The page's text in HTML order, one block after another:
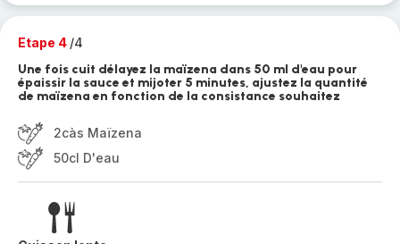
Etape 4 /4
Une fois cuit délayez la maïzena dans 50 ml d'eau pour
épaissir la sauce et mijoter 5 minutes, ajustez la quantité
de maïzena en fonction de la consistance souhaitez
2càs Maïzena
50cl D'eau